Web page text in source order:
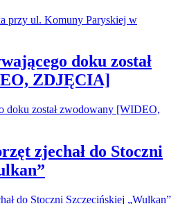
doku został
ZDJĘCIA]
zjechał do Stoczni